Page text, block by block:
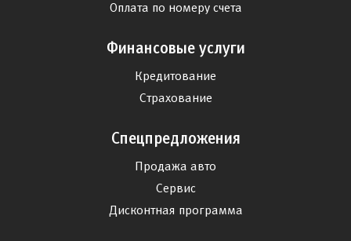
Оплата по номеру счета
Финансовые услуги
Кредитование
Страхование
Спецпредложения
Продажа авто
Сервис
Дисконтная программа